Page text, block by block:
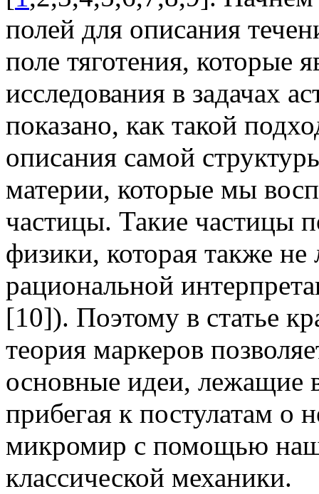
полей для описания
поле тяготения, которые
исследования в задачах
показано, как такой
описания самой
материи, которые мы
частицы. Такие частицы
физики, которая также
рациональной
[10]). Поэтому в статье
теория маркеров
основные идеи, лежащие
прибегая к постулатам о
микромир с помощью
классической механики.